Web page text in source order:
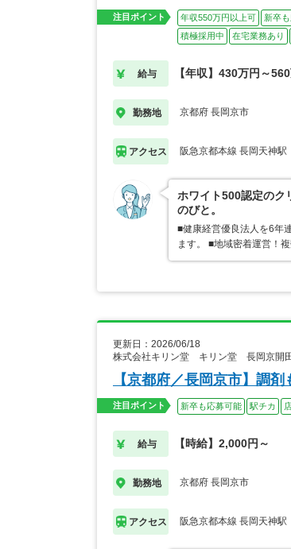
注目ポイント 年収550万円以上可 新卒
積極採用中
在宅業務あり
給与 【年収】430万円～
勤務地 京都府 長岡京市
アクセス 阪急京都本線 長岡天神駅
ホワイト500認定のク
のびと。
■健康経営優良法人を6年
ます。 ■地域密着運営！
更新日：2026/06/18
株式会社キリン堂 キリン堂 長岡京開
【京都府／長岡京市】調
注目ポイント 新卒も応募可能 駅チカ
給与 【時給】2,000円～
勤務地 京都府 長岡京市
アクセス 阪急京都本線 長岡天神駅